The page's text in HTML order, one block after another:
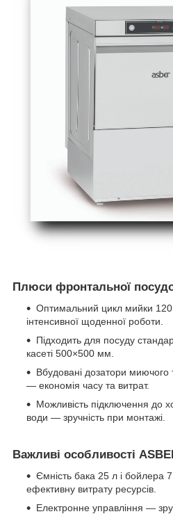
Плюси фронтальної
Оптимальний цикл мийки
інтенсивної щоденної роботи.
Підходить для посуду
касеті 500×500 мм.
Вбудовані дозатори миючого
— економія часу та витрат.
Можливість підключення до
води — зручність при монтажі.
Важливі особливості
Ємність бака 25 л і бойлера
ефективну витрату ресурсів.
Електронне управління —